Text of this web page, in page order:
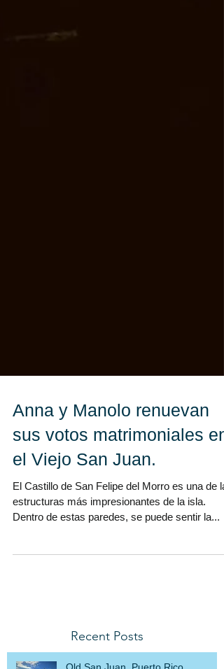
Anna y Manolo renuevan
sus votos matrimoniales en
el Viejo San Juan.
El Castillo de San Felipe del Morro es una de
estructuras más impresionantes de la isla.
Recent Posts